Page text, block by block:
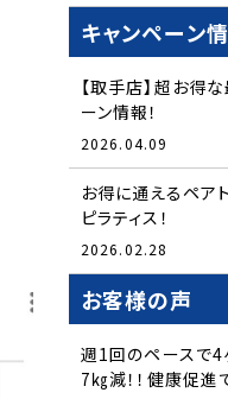
キャンペーン
【取手店】超お得
ーン情報！
2026.04.09
お得に通えるペア
ピラティス！
2026.02.28
お客様の声
週1回のペースで4
7㎏減！！健康促進で